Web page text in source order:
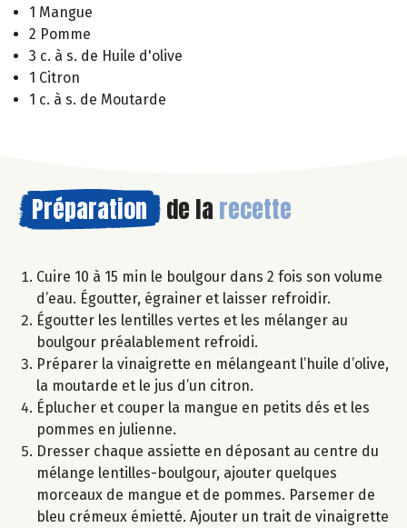
1 Mangue
2 Pomme
3 c. à s. de Huile d'olive
1 Citron
1 c. à s. de Moutarde
Préparation de la recette
Cuire 10 à 15 min le boulgour dans 2 fois son volume
d’eau. Égoutter, égrainer et laisser refroidir.
Égoutter les lentilles vertes et les mélanger au
boulgour préalablement refroidi.
Préparer la vinaigrette en mélangeant l’huile d’olive,
la moutarde et le jus d’un citron.
Éplucher et couper la mangue en petits dés et les
pommes en julienne.
Dresser chaque assiette en déposant au centre du
mélange lentilles-boulgour, ajouter quelques
morceaux de mangue et de pommes. Parsemer de
bleu crémeux émietté. Ajouter un trait de vinaigrette